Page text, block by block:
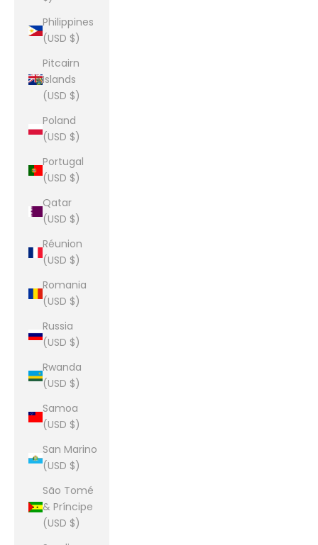
Philippines
(USD $)
Pitcairn
Islands
(USD $)
Poland
(USD $)
Portugal
(USD $)
Qatar
(USD $)
Réunion
(USD $)
Romania
(USD $)
Russia
(USD $)
Rwanda
(USD $)
Samoa
(USD $)
San Marino
(USD $)
São Tomé
& Príncipe
(USD $)